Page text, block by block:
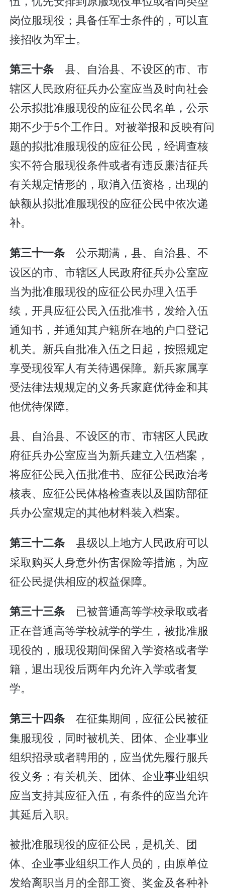
岗位服现役；具备任军士条件的，可以直
接招收为军士。
第三十条 县、自治县、不设区的市、市
辖区人民政府征兵办公室应当及时向社会
公示拟批准服现役的应征公民名单，公示
期不少于5个工作日。对被举报和反映有问
题的拟批准服现役的应征公民，经调查核
实不符合服现役条件或者有违反廉洁征兵
有关规定情形的，取消入伍资格，出现的
缺额从拟批准服现役的应征公民中依次递
补。
第三十一条 公示期满，县、自治县、不
设区的市、市辖区人民政府征兵办公室应
当为批准服现役的应征公民办理入伍手
续，开具应征公民入伍批准书，发给入伍
通知书，并通知其户籍所在地的户口登记
机关。新兵自批准入伍之日起，按照规定
享受现役军人有关待遇保障。新兵家属享
受法律法规规定的义务兵家庭优待金和其
他优待保障。
县、自治县、不设区的市、市辖区人民政
府征兵办公室应当为新兵建立入伍档案，
将应征公民入伍批准书、应征公民政治考
核表、应征公民体格检查表以及国防部征
兵办公室规定的其他材料装入档案。
第三十二条 县级以上地方人民政府可以
采取购买人身意外伤害保险等措施，为应
征公民提供相应的权益保障。
第三十三条 已被普通高等学校录取或者
正在普通高等学校就学的学生，被批准服
现役的，服现役期间保留入学资格或者学
籍，退出现役后两年内允许入学或者复
学。
第三十四条 在征集期间，应征公民被征
集服现役，同时被机关、团体、企业事业
组织招录或者聘用的，应当优先履行服兵
役义务；有关机关、团体、企业事业组织
应当支持其应征入伍，有条件的应当允许
其延后入职。
被批准服现役的应征公民，是机关、团
体、企业事业组织工作人员的，由原单位
发给离职当月的全部工资、奖金及各种补